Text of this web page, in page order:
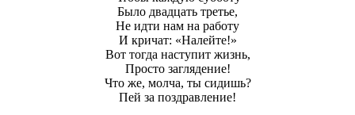
Было двадцать третье,
Не идти нам на работу
И кричат: «Налейте!»
Вот тогда наступит жизнь,
Просто заглядение!
Что же, молча, ты сидишь?
Пей за поздравление!